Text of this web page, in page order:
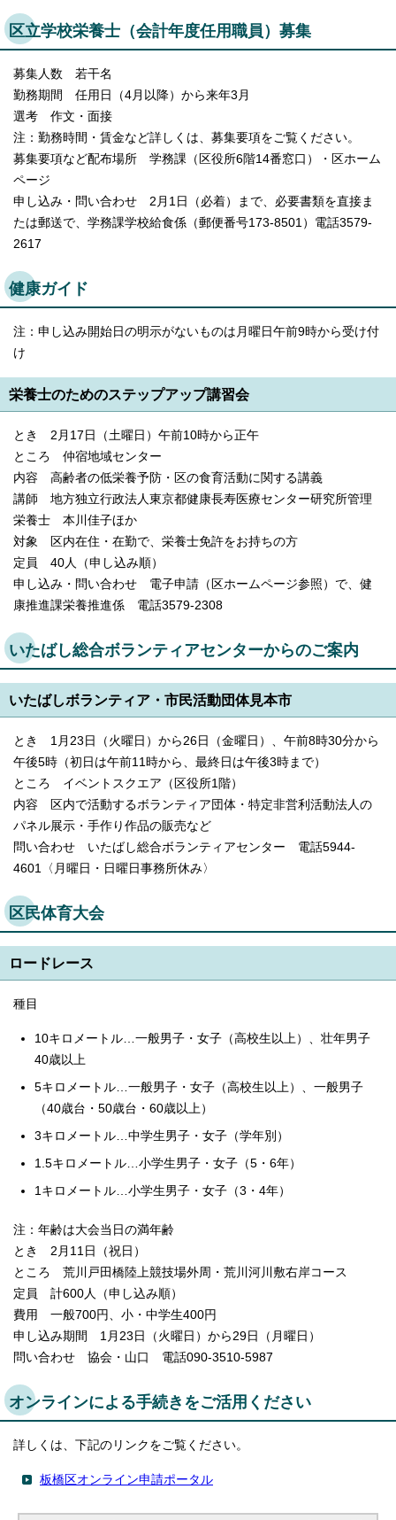
区立学校栄養士（会計年度任用職員）募集
募集人数 若干名
勤務期間 任用日（4月以降）から来年3月
選考 作文・面接
注：勤務時間・賃金など詳しくは、募集要項をご覧ください。
募集要項など配布場所 学務課（区役所6階14番窓口）・区ホーム
ページ
申し込み・問い合わせ 2月1日（必着）まで、必要書類を直接ま
たは郵送で、学務課学校給食係（郵便番号173-8501）電話3579-
2617
健康ガイド
注：申し込み開始日の明示がないものは月曜日午前9時から受け付
け
栄養士のためのステップアップ講習会
とき 2月17日（土曜日）午前10時から正午
ところ 仲宿地域センター
内容 高齢者の低栄養予防・区の食育活動に関する講義
講師 地方独立行政法人東京都健康長寿医療センター研究所管理
栄養士 本川佳子ほか
対象 区内在住・在勤で、栄養士免許をお持ちの方
定員 40人（申し込み順）
申し込み・問い合わせ 電子申請（区ホームページ参照）で、健
康推進課栄養推進係 電話3579-2308
いたばし総合ボランティアセンターからのご案内
いたばしボランティア・市民活動団体見本市
とき 1月23日（火曜日）から26日（金曜日）、午前8時30分から
午後5時（初日は午前11時から、最終日は午後3時まで）
ところ イベントスクエア（区役所1階）
内容 区内で活動するボランティア団体・特定非営利活動法人の
パネル展示・手作り作品の販売など
問い合わせ いたばし総合ボランティアセンター 電話5944-
4601〈月曜日・日曜日事務所休み〉
区民体育大会
ロードレース
種目
10キロメートル…一般男子・女子（高校生以上）、壮年男子
40歳以上
5キロメートル…一般男子・女子（高校生以上）、一般男子
（40歳台・50歳台・60歳以上）
3キロメートル…中学生男子・女子（学年別）
1.5キロメートル…小学生男子・女子（5・6年）
1キロメートル…小学生男子・女子（3・4年）
注：年齢は大会当日の満年齢
とき 2月11日（祝日）
ところ 荒川戸田橋陸上競技場外周・荒川河川敷右岸コース
定員 計600人（申し込み順）
費用 一般700円、小・中学生400円
申し込み期間 1月23日（火曜日）から29日（月曜日）
問い合わせ 協会・山口 電話090-3510-5987
オンラインによる手続きをご活用ください
詳しくは、下記のリンクをご覧ください。
板橋区オンライン申請ポータル